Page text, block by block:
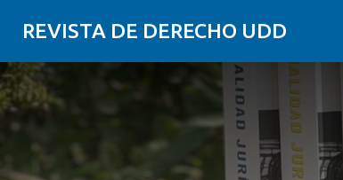
REVISTA DE DERECHO UDD